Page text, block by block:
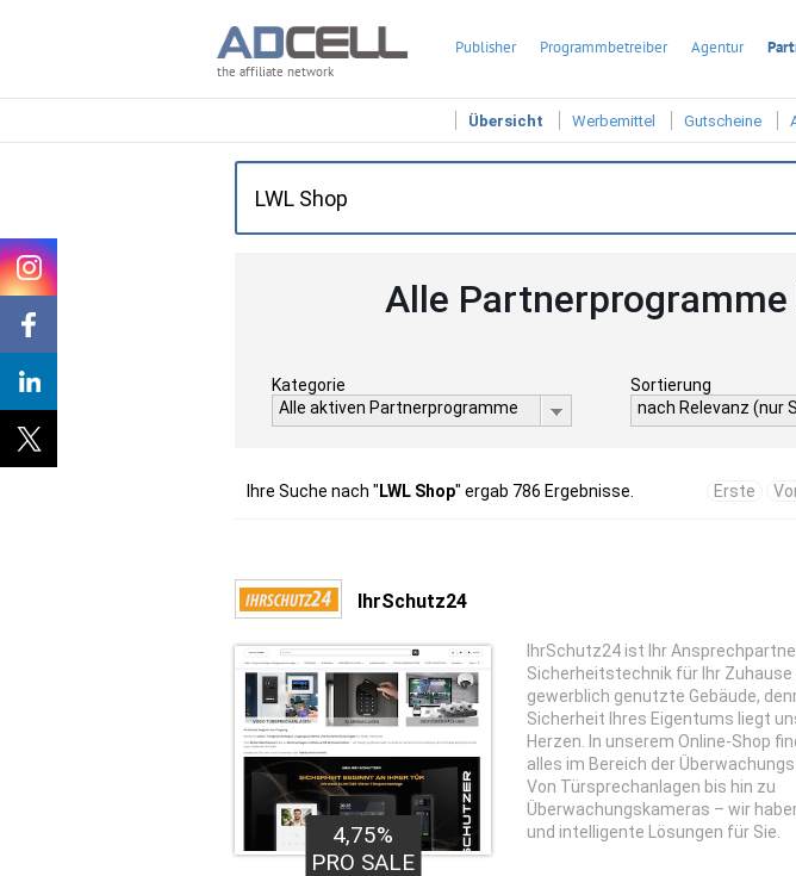
the affiliate network
Publisher Programmbetreiber Agentur
Übersicht Werbemittel Gutscheine
Alle Partnerprogramme
Kategorie
Alle aktiven Partnerprogramme
Sortierung
nach Relevanz (nur
Ihre Suche nach " LWL Shop" ergab 786 Ergebnisse. Erste
IhrSchutz24
4,75%
PRO SALE
IhrSchutz24 ist Ihr
Sicherheitstechnik für Ihr Zuhause
gewerblich genutzte Gebäude,
Sicherheit Ihres Eigentums liegt
Herzen. In unserem Online-Shop
alles im Bereich der
Von Türsprechanlagen bis hin zu
Überwachungskameras – wir
und intelligente Lösungen für Sie.